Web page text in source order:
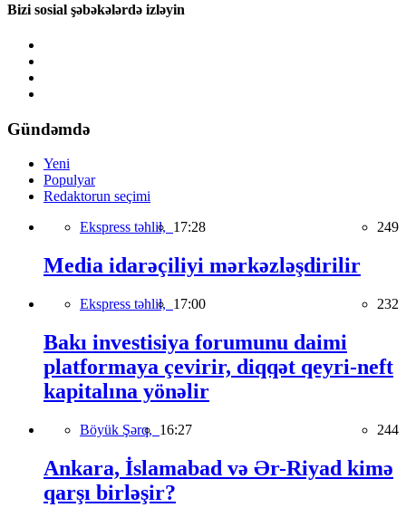
Bizi sosial şəbəkələrdə izləyin
Gündəmdə
Yeni
Populyar
Redaktorun seçimi
Ekspress təhlil, 17:28 249
Media idarəçiliyi mərkəzləşdirilir
Ekspress təhlil, 17:00 232
Bakı investisiya forumunu daimi
platformaya çevirir, diqqət qeyri-neft
kapitalına yönəlir
Böyük Şərq, 16:27 244
Ankara, İslamabad və Ər-Riyad kimə
qarşı birləşir?